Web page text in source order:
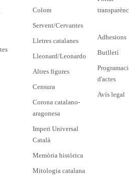
Colom
Servent/Cervantes
Lletres catalanes
Lleonard/Leonardo
Altres figures
Censura
Corona catalano-
aragonesa
Imperi Universal
Català
Memòria històrica
Mitologia catalana
Adhesions
Butlletí
d'actes
Avís legal